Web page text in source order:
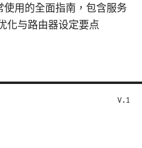
用的全面指南，包含服务
化与路由器设定要点
V.1